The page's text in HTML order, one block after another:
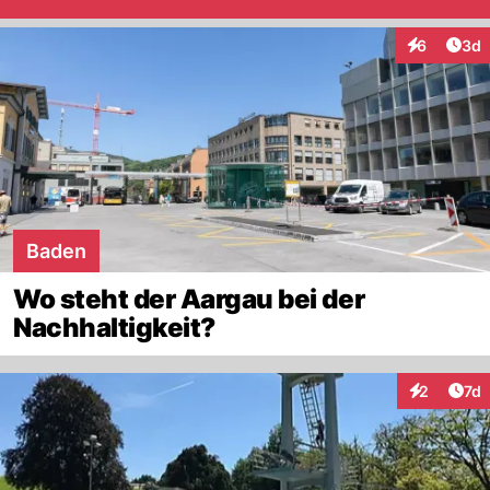
6 3d
Baden
Wo steht der Aargau bei der
Nachhaltigkeit?
2 7d